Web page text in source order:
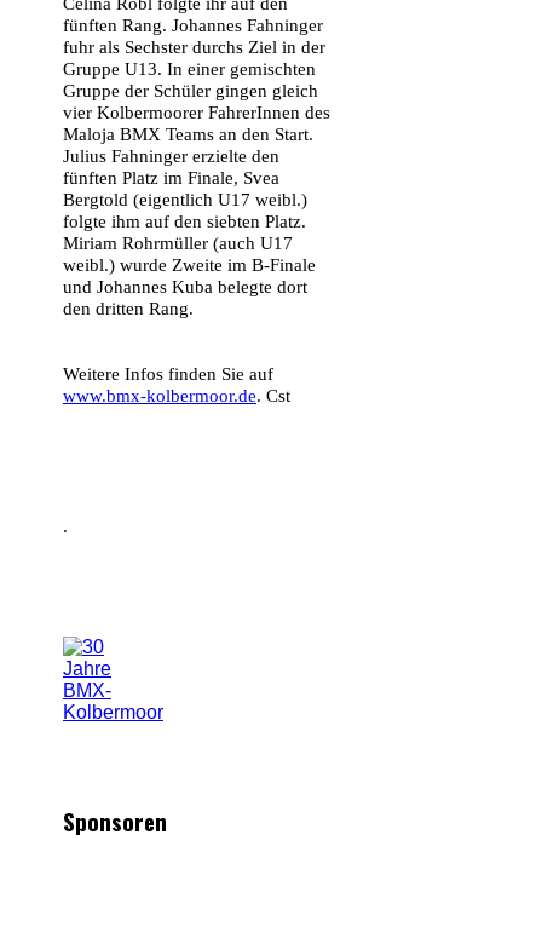
fünften Rang. Johannes Fahninger
fuhr als Sechster durchs Ziel in der
Gruppe U13. In einer gemischten
Gruppe der Schüler gingen gleich
vier Kolbermoorer FahrerInnen des
Maloja BMX Teams an den Start.
Julius Fahninger erzielte den
fünften Platz im Finale, Svea
Bergtold (eigentlich U17 weibl.)
folgte ihm auf den siebten Platz.
Miriam Rohrmüller (auch U17
weibl.) wurde Zweite im B-Finale
und Johannes Kuba belegte dort
den dritten Rang.
Weitere Infos finden Sie auf
www.bmx-kolbermoor.de. Cst
.
Sponsoren